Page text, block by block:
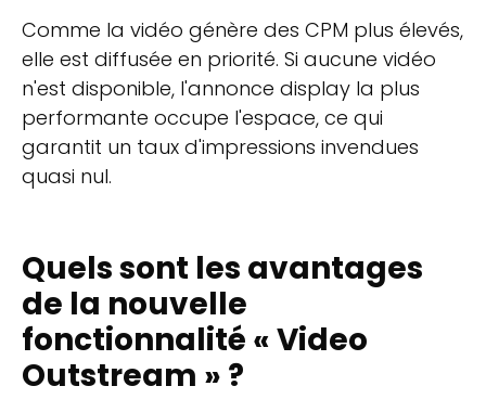
Comme la vidéo génère des CPM plus élevés,
elle est diffusée en priorité. Si aucune vidéo
n'est disponible, l'annonce display la plus
performante occupe l'espace, ce qui
garantit un taux d'impressions invendues
quasi nul.
Quels sont les avantages
de la nouvelle
fonctionnalité « Video
Outstream » ?